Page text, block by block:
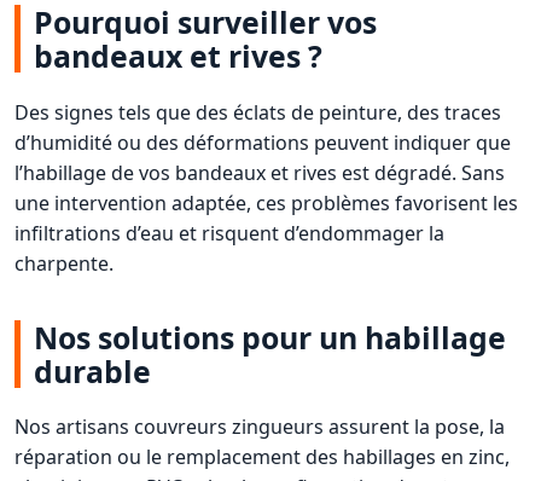
Pourquoi surveiller vos
bandeaux et rives ?
Des signes tels que des éclats de peinture, des traces
d’humidité ou des déformations peuvent indiquer que
l’habillage de vos bandeaux et rives est dégradé. Sans
une intervention adaptée, ces problèmes favorisent les
infiltrations d’eau et risquent d’endommager la
charpente.
Nos solutions pour un habillage
durable
Nos artisans couvreurs zingueurs assurent la pose, la
réparation ou le remplacement des habillages en zinc,